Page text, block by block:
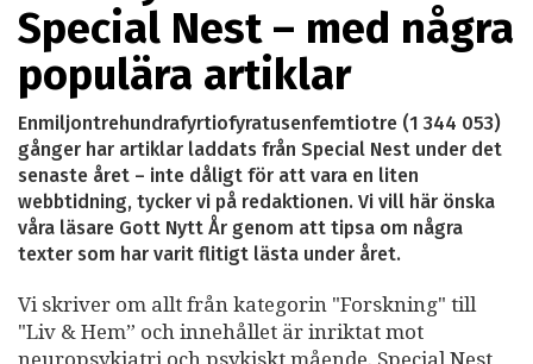
Special Nest – med några
populära artiklar
Enmiljontrehundrafyrtiofyratusenfemtiotre (1 344 053)
gånger har artiklar laddats från Special Nest under det
senaste året – inte dåligt för att vara en liten
webbtidning, tycker vi på redaktionen. Vi vill här önska
våra läsare Gott Nytt År genom att tipsa om några
texter som har varit flitigt lästa under året.
Vi skriver om allt från kategorin "Forskning" till
"Liv & Hem” och innehållet är inriktat mot
neuropsykiatri och psykiskt mående. Special Nest